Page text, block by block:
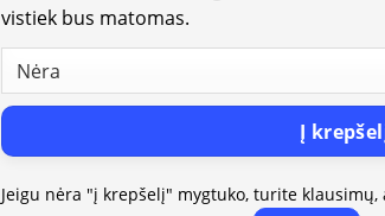
vistiek bus matomas.
Į
Jeigu nėra "į krepšelį" mygtuko, turite